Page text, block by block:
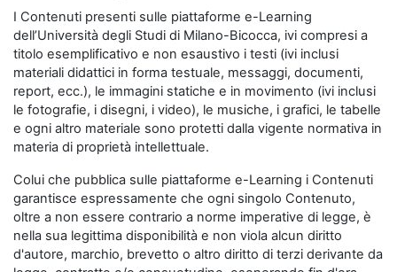
I Contenuti presenti sulle piattaforme e-Learning
dell’Università degli Studi di Milano-Bicocca, ivi compresi a
titolo esemplificativo e non esaustivo i testi (ivi inclusi
materiali didattici in forma testuale, messaggi, documenti,
report, ecc.), le immagini statiche e in movimento (ivi inclusi
le fotografie, i disegni, i video), le musiche, i grafici, le tabelle
e ogni altro materiale sono protetti dalla vigente normativa in
materia di proprietà intellettuale.
Colui che pubblica sulle piattaforme e-Learning i Contenuti
garantisce espressamente che ogni singolo Contenuto,
oltre a non essere contrario a norme imperative di legge, è
nella sua legittima disponibilità e non viola alcun diritto
d'autore, marchio, brevetto o altro diritto di terzi derivante da